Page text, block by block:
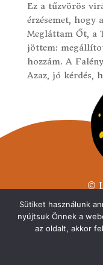
Ez a tűzvörös
érzésemet, hogy
Megláttam Őt, a
jöttem:
hozzám. A
Azaz, jó kérdés,
©
Sütiket használunk
nyújtsuk Önnek a
az oldalt, akkor